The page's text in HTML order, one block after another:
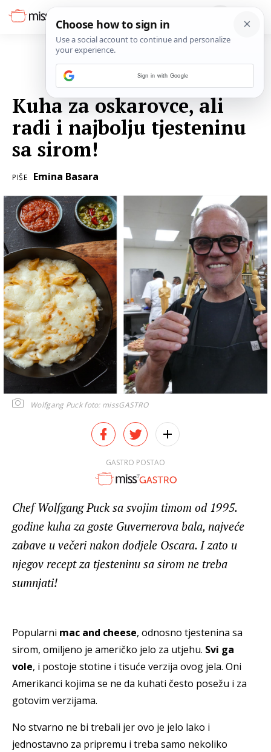
Kuha za oskarovce, ali
radi i najbolju tjesteninu
sa sirom!
PIŠE Emina Basara
Wolfgang Puckfoto: missGASTRO
GASTRO POSTAO
Chef Wolfgang Puck sa svojim timom od 1995.
godine kuha za goste Guvernerova bala, najveće
zabave u večeri nakon dodjele Oscara. I zato u
njegov recept za tjesteninu sa sirom ne treba
sumnjati!
Popularni mac and cheese, odnosno tjestenina sa
sirom, omiljeno je američko jelo za utjehu. Svi ga
vole, i postoje stotine i tisuće verzija ovog jela. Oni
Amerikanci kojima se ne da kuhati često posežu i za
gotovim verzijama.
No stvarno ne bi trebali jer ovo je jelo lako i
jednostavno za pripremu i treba samo nekoliko
Sign in with Google